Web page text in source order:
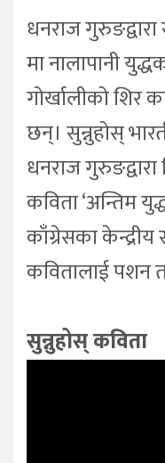
धनराज गुरुङद्वारा
मा नालापानी
गोर्खालीको
छन्। सुन्नुहोस्
धनराज
कविता ‘अन्तिम
काँग्रेसका
कवितालाई पशन
सुन्नुहोस् कविता